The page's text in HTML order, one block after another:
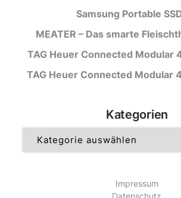
Samsung Portable
MEATER – Das smarte
TAG Heuer Connected Modular
TAG Heuer Connected Modular
Kategorien
Impressum
Datenschutz